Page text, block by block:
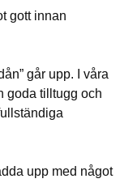
går upp. I våra
goda tilltugg och
upp med något